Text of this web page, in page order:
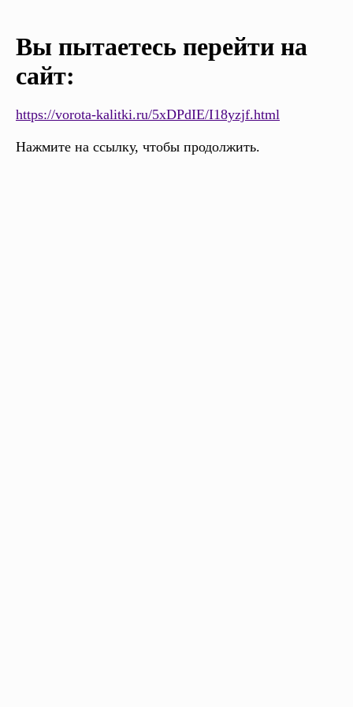
Вы пытаетесь перейти на
сайт:
https://vorota-kalitki.ru/5xDPdIE/I18yzjf.html
Нажмите на ссылку, чтобы продолжить.